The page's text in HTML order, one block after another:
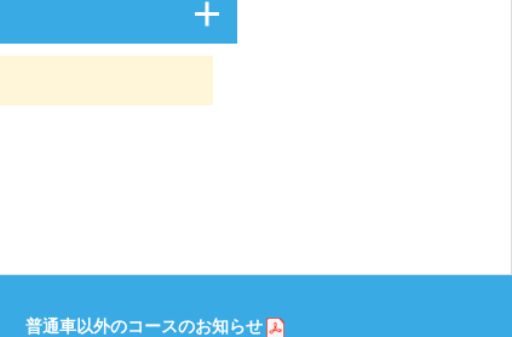
普通車以外のコースのお知らせ